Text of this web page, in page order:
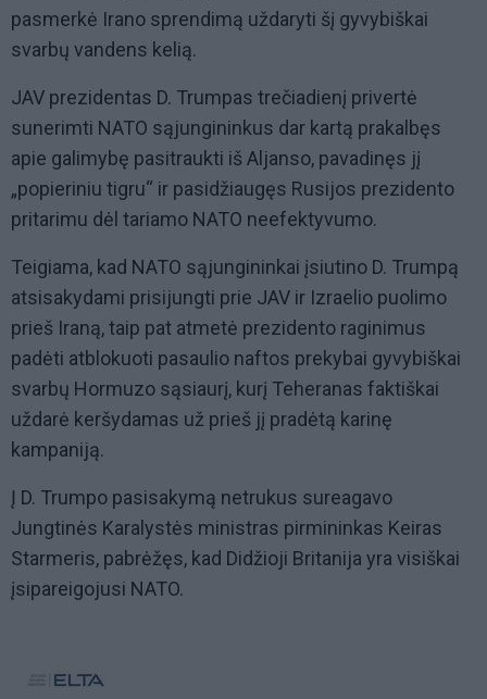
pasmerkė Irano sprendimą uždaryti šį gyvybiškai
svarbų vandens kelią.
JAV prezidentas D. Trumpas trečiadienį privertė
sunerimti NATO sąjungininkus dar kartą prakalbęs
apie galimybę pasitraukti iš Aljanso, pavadinęs jį
„popieriniu tigru“ ir pasidžiaugęs Rusijos prezidento
pritarimu dėl tariamo NATO neefektyvumo.
Teigiama, kad NATO sąjungininkai įsiutino D. Trumpą
atsisakydami prisijungti prie JAV ir Izraelio puolimo
prieš Iraną, taip pat atmetė prezidento raginimus
padėti atblokuoti pasaulio naftos prekybai gyvybiškai
svarbų Hormuzo sąsiaurį, kurį Teheranas faktiškai
uždarė keršydamas už prieš jį pradėtą karinę
kampaniją.
Į D. Trumpo pasisakymą netrukus sureagavo
Jungtinės Karalystės ministras pirmininkas Keiras
Starmeris, pabrėžęs, kad Didžioji Britanija yra visiškai
įsipareigojusi NATO.